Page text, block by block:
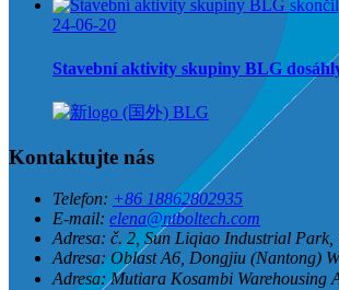
24-06-20
Stavební aktivity skupiny BLG
Kontaktujte nás
Telefon: +86 18862802935
E-mail: elena@ntboltech.com
Adresa: č. 2, Sun Liqiao Industrial
Adresa: Oblast A6, Dongjiu (Nantong)
Adresa: Mutiara Kosambi Warehousing